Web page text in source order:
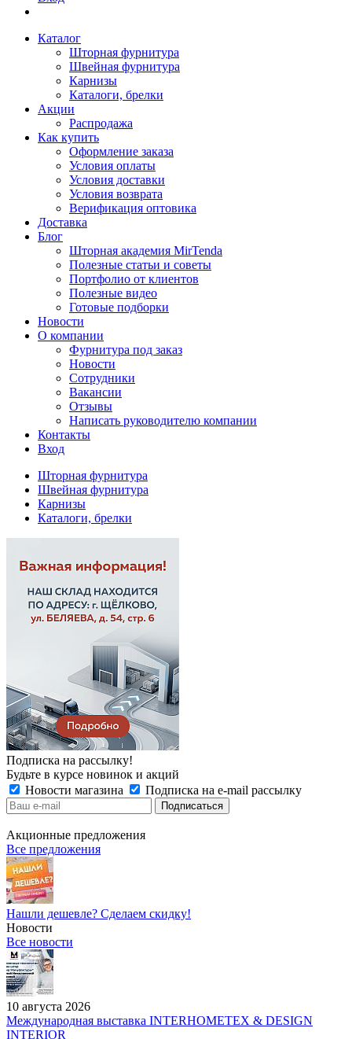
Каталог
Шторная фурнитура
Швейная фурнитура
Карнизы
Каталоги, брелки
Акции
Распродажа
Как купить
Оформление заказа
Условия оплаты
Условия доставки
Условия возврата
Верификация оптовика
Доставка
Блог
Шторная академия MirTenda
Полезные статьи и советы
Портфолио от клиентов
Полезные видео
Готовые подборки
Новости
О компании
Фурнитура под заказ
Новости
Сотрудники
Вакансии
Отзывы
Написать руководителю компании
Контакты
Вход
Шторная фурнитура
Швейная фурнитура
Карнизы
Каталоги, брелки
Подписка на рассылку!
Будьте в курсе новинок и акций
Новости магазина
Подписка на e-mail рассылку
Акционные предложения
Все предложения
Нашли дешевле? Сделаем скидку!
Новости
Все новости
10 августа 2026
Международная выставка INTERHOMETEX & DESIGN
INTERIOR